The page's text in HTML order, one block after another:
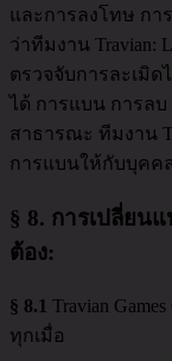
และการลงโทษ กา
ว่าทีมงาน Travian:
ตรวจจับการละเมิด
ได้ การแบน การล
สาธารณะ ทีมงาน
การแบนให้กับบุคค
§ 8. การเปลี่ยน
ต้อง:
§ 8.1 Travian
ทุกเมื่อ